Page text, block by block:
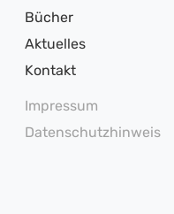
Bücher
Aktuelles
Kontakt
Impressum
Datenschutzhinweis